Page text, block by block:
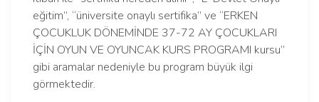
eğitim”, “üniversite onaylı sertifika” ve “ERKEN
ÇOCUKLUK DÖNEMİNDE 37-72 AY ÇOCUKLARI
İÇİN OYUN VE OYUNCAK KURS PROGRAMI kursu”
gibi aramalar nedeniyle bu program büyük ilgi
görmektedir.